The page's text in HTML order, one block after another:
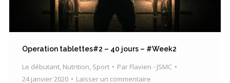
Operation tablettes#2 – 40 jours – #Week2
Le débutant, Nutrition, Sport Par Flavien - JSMC
24 janvier 2020
Laisser un commentaire